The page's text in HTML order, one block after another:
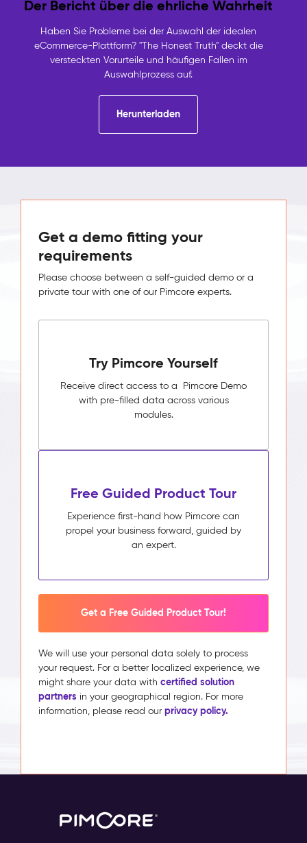
Der Bericht über die ehrliche Wahrheit
Haben Sie Probleme bei der Auswahl der idealen
eCommerce-Plattform? "The Honest Truth" deckt die
versteckten Vorurteile und häufigen Fallen im
Auswahlprozess auf.
Herunterladen
Get a demo fitting your
requirements
Please choose between a self-guided demo or a
private tour with one of our Pimcore experts.
Try Pimcore Yourself
Receive direct access to a Pimcore Demo
with pre-filled data across various
modules.
Free Guided Product Tour
Experience first-hand how Pimcore can
propel your business forward, guided by
an expert.
Get a Free Guided Product Tour!
We will use your personal data solely to process
your request. For a better localized experience, we
might share your data with certified solution
partners in your geographical region. For more
information, please read our privacy policy.